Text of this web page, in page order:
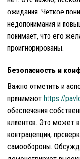
ожидания. Четкое
недопонимания и
понимает, что его
проигнорированы.
Безопасность и
Важно отметить и
принимают https://
обеспечения
клиентов. Это может
контрацепции,
самообороны.